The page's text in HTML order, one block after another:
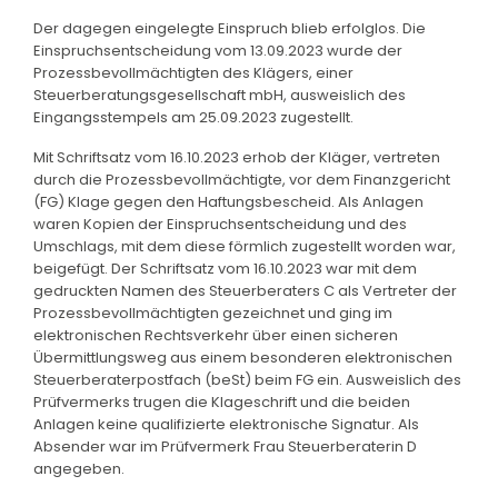
Der dagegen eingelegte Einspruch blieb erfolglos. Die
Einspruchsentscheidung vom 13.09.2023 wurde der
Prozessbevollmächtigten des Klägers, einer
Steuerberatungsgesellschaft mbH, ausweislich des
Eingangsstempels am 25.09.2023 zugestellt.
Mit Schriftsatz vom 16.10.2023 erhob der Kläger, vertreten
durch die Prozessbevollmächtigte, vor dem Finanzgericht
(FG) Klage gegen den Haftungsbescheid. Als Anlagen
waren Kopien der Einspruchsentscheidung und des
Umschlags, mit dem diese förmlich zugestellt worden war,
beigefügt. Der Schriftsatz vom 16.10.2023 war mit dem
gedruckten Namen des Steuerberaters C als Vertreter der
Prozessbevollmächtigten gezeichnet und ging im
elektronischen Rechtsverkehr über einen sicheren
Übermittlungsweg aus einem besonderen elektronischen
Steuerberaterpostfach (beSt) beim FG ein. Ausweislich des
Prüfvermerks trugen die Klageschrift und die beiden
Anlagen keine qualifizierte elektronische Signatur. Als
Absender war im Prüfvermerk Frau Steuerberaterin D
angegeben.